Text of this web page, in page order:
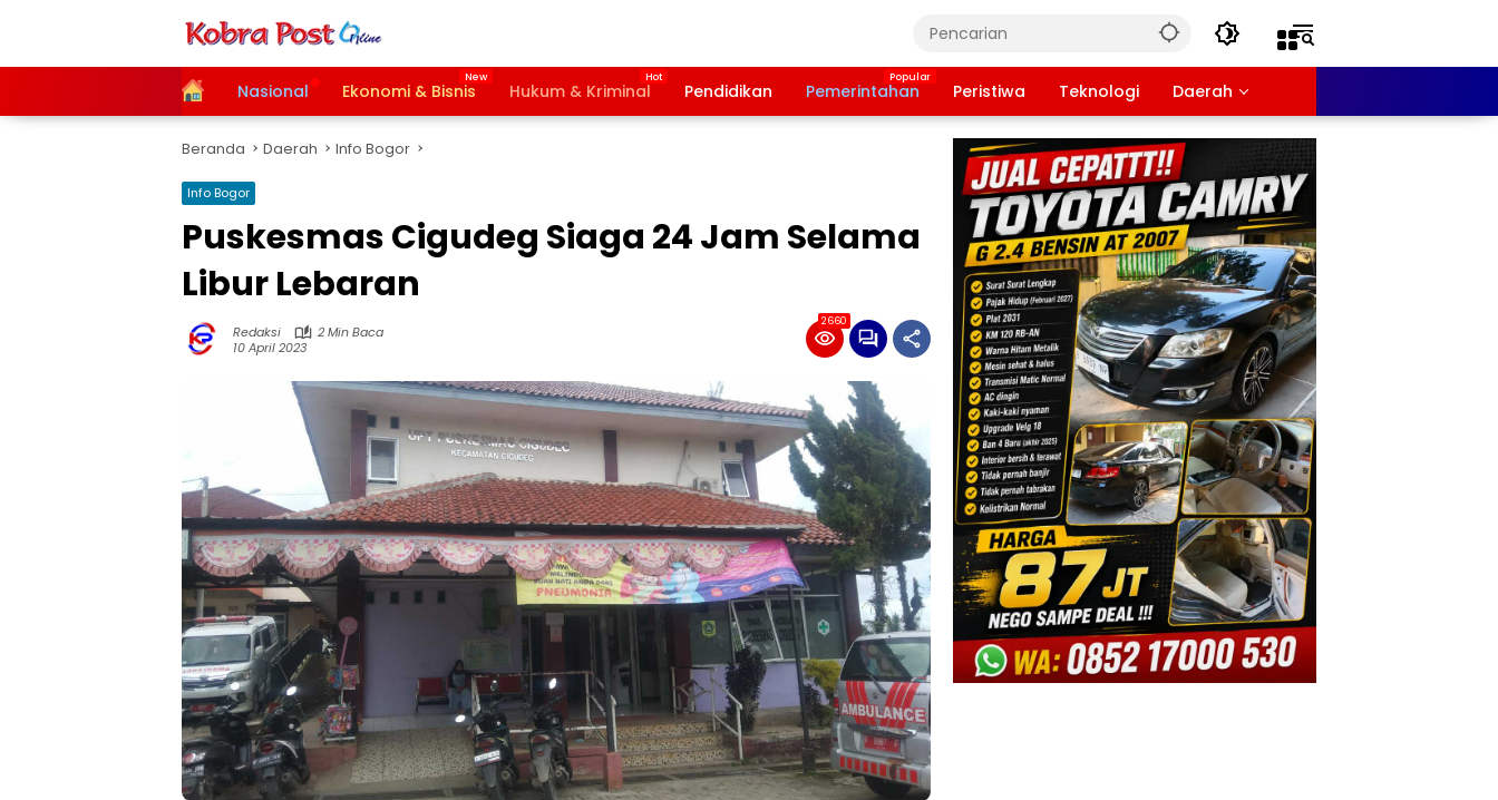
HomeNasional Ekonomi & Bisnis Hukum & Kriminal Pendidikan Pemerintahan Peristiwa Teknologi Daerah
Beranda Daerah Info Bogor
Info Bogor
Puskesmas Cigudeg Siaga 24 Jam Selama
Libur Lebaran
Redaksi
2 Min Baca
10 April 2023
2660